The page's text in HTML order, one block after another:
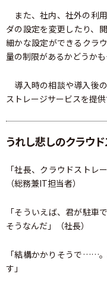
また、社内、社外の利
ダの設定を変更したり、
細かな設定ができるクラ
量の制限があるかどうかも
導入時の相談や導入後
ストレージサービスを提
うれし悲しのクラウ
「社長、クラウドストレ
（総務兼IT担当者）
「そういえば、君が駐車
そうなんだ」（社長）
「結構かかりそうで……
す」